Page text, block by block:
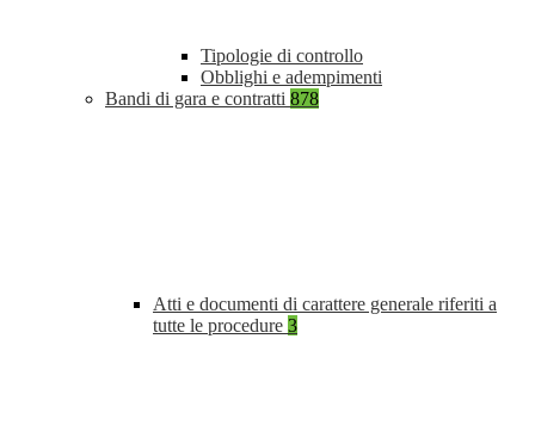
Tipologie di controllo
Obblighi e adempimenti
Bandi di gara e contratti 878
Atti e documenti di carattere generale riferiti a
tutte le procedure 3